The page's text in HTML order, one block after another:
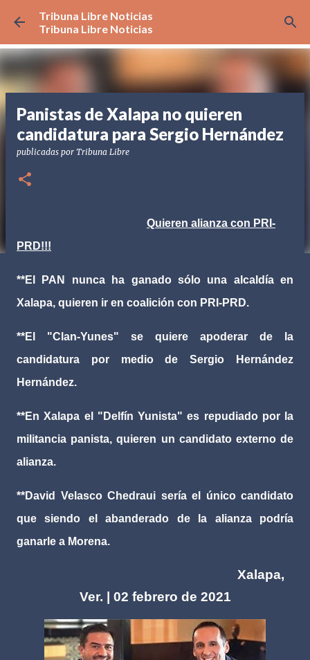
Ir al contenido principal
Tribuna Libre Noticias
Tribuna Libre Noticias
Panistas de Xalapa no quieren
candidatura para Sergio Hernández
publicadas por Tribuna Libre
Quieren alianza con PRI-
PRD!!!
**El PAN nunca ha ganado sólo una alcaldía en
Xalapa, quieren ir en coalición con PRI-PRD.
**El "Clan-Yunes" se quiere apoderar de la
candidatura por medio de Sergio Hernández
Hernández.
**En Xalapa el "Delfín Yunista" es repudiado por la
militancia panista, quieren un candidato externo de
alianza.
**David Velasco Chedraui sería el único candidato
que siendo el abanderado de la alianza podría
ganarle a Morena.
Xalapa,
Ver. | 02 febrero de 2021